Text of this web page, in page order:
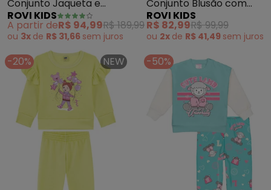
Conjunto Jaqueta e
Calça Moletom (Verde)
ROVI KIDS
A partir deR$ 94,99R$ 189,99
ou 3x de R$ 31,66 sem juros
Conjunto Blusão com
Calça Feminino (Verde)
ROVI KIDS
R$ 82,99R$ 99,99
ou 2x de R$ 41,49 sem juros
-20% NEW -50%